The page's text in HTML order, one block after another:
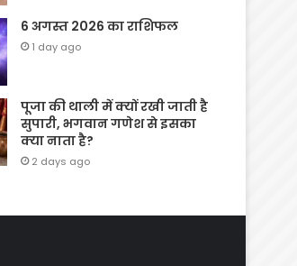
6 अगस्त 2026 का राशिफल
1 day ago
पूजा की थाली में क्यों रखी जाती है
सुपारी, भगवान गणेश से इसका
क्या नाता है?
2 days ago